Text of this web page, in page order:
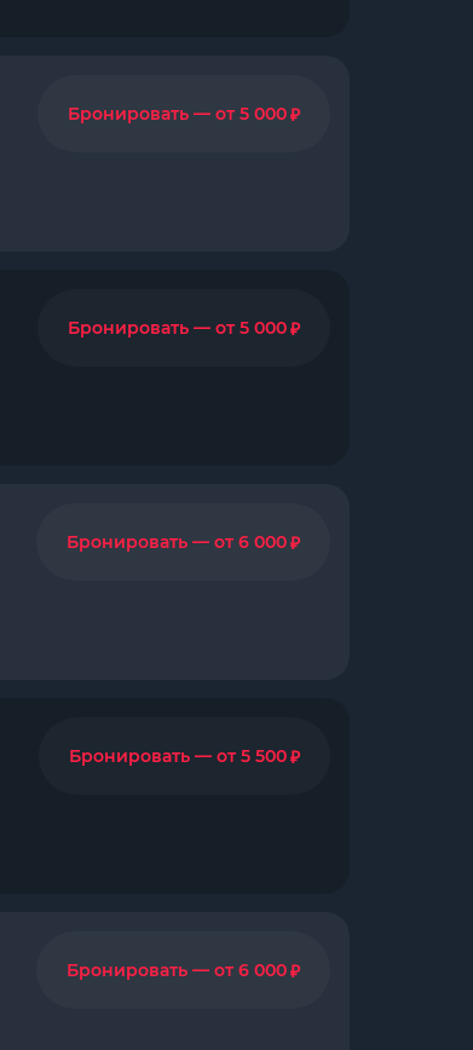
Бронировать — от 5 000₽
Бронировать — от 5 000₽
Бронировать — от 6 000₽
Бронировать — от 5 500₽
Бронировать — от 6 000₽